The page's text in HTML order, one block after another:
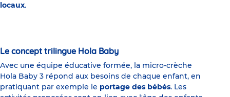
locaux.
Le concept trilingue Hola Baby
Avec une équipe éducative formée, la micro-crèche
Hola Baby 3 répond aux besoins de chaque enfant, en
pratiquant par exemple le portage des bébés. Les